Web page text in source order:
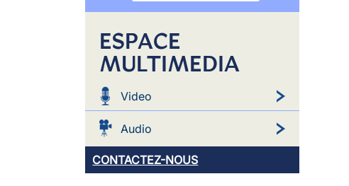
ESPACE
MULTIMEDIA
Video
Audio
CONTACTEZ-NOUS